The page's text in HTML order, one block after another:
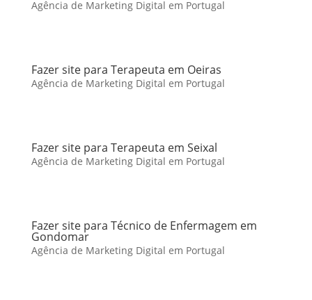
Agência de Marketing Digital em Portugal
Fazer site para Terapeuta em Oeiras
Agência de Marketing Digital em Portugal
Fazer site para Terapeuta em Seixal
Agência de Marketing Digital em Portugal
Fazer site para Técnico de Enfermagem em
Gondomar
Agência de Marketing Digital em Portugal